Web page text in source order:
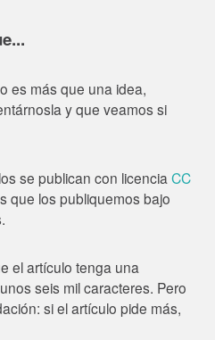
es más que una idea,
y que veamos si
se publican con licencia CC
que los publiquemos bajo
el artículo tenga una
seis mil caracteres. Pero
si el artículo pide más,